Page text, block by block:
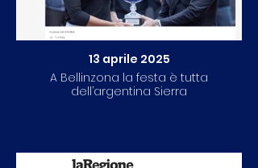
13 aprile 2025
A Bellinzona la festa è tutta
dell’argentina Sierra